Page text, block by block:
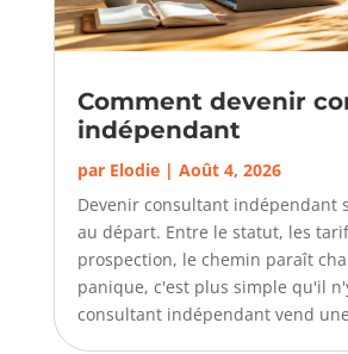
Comment devenir
indépendant
par Elodie| Août 4, 2026
Devenir consultant indépendant
au départ. Entre le statut, les
prospection, le chemin paraît
panique, c'est plus simple qu'il
consultant indépendant vend